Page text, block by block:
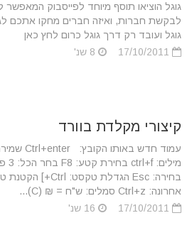
גוגל הוציאו תוסף מיוחד לפייסבוק
לבקשת חברות, ואיזה חברים מחקו אתכם
גוגל ועובד רק דרך גוגל כרום לחץ כאן
קיצורי מקלדת בוורד
אחרונה: Ctrl+z סמלים: ש"ח = ₪ (C)...